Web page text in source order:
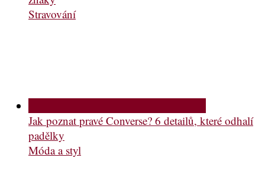
Stravování
Jak poznat pravé Converse? 6 detailů, které odhalí
padělky
Móda a styl